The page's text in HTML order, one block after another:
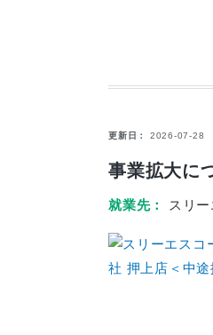
更新日 2026-07-28
事業拡大に
就業先 スリ